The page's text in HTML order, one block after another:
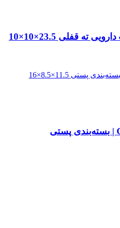
جعبه قفلی کوچک GH123 | بسته‌بندی پستی